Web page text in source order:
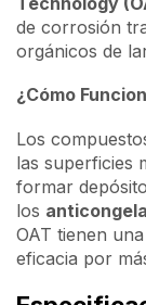
de corrosión
orgánicos de
¿Cómo
Los
las superficies
formar
los
OAT tienen
eficacia por